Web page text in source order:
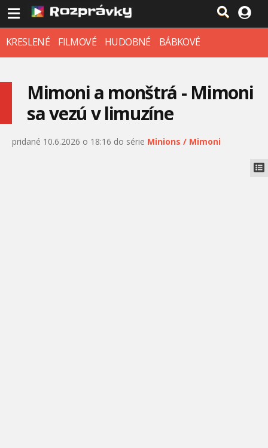
KRESLENÉ FILMOVÉ HUDOBNÉ BÁBKOVÉ
Mimoni a monštrá - Mimoni
sa vezú v limuzíne
pridané 10.6.2026 o 18:16 do série Minions / Mimoni